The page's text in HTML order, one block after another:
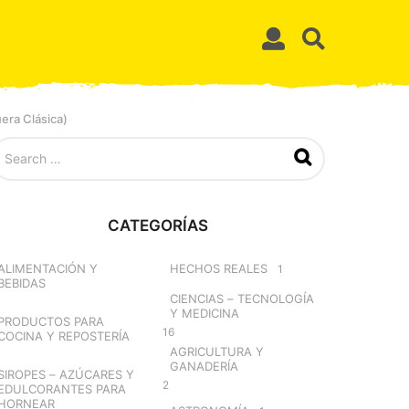
Clásica)
CATEGORÍAS
Y
PARA
Y REPOSTERÍA
– AZÚCARES Y
PARA
HECHOS REALES 1
CIENCIAS – TECNOLOGÍA
Y MEDICINA
16
AGRICULTURA Y
GANADERÍA
2